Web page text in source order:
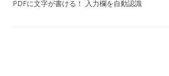
PDFに文字が書ける！ 入力欄を自動認識